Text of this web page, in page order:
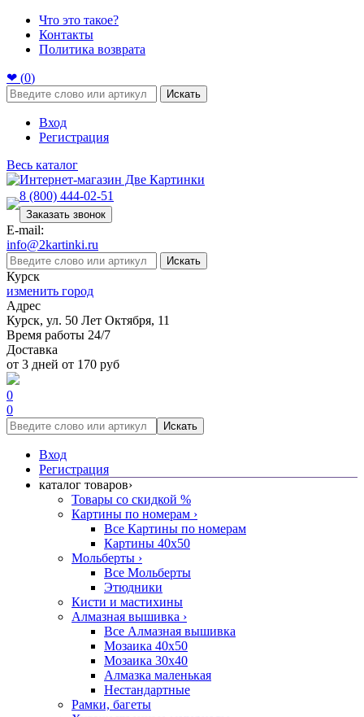
Что это такое?
Контакты
Политика возврата
❤ (0)
Искать
Вход
Регистрация
Весь каталог
8 (800) 444-02-51
Заказать звонок
E-mail:
info@2kartinki.ru
Искать
Курск
изменить город
Адрес
Курск, ул. 50 Лет Октября, 11
Время работы 24/7
Доставка
от 3 дней от 170 руб
0
0
Искать
Вход
Регистрация
каталог товаров›
Товары со скидкой %
Картины по номерам ›
Все Картины по номерам
Картины 40x50
Мольберты ›
Все Мольберты
Этюдники
Кисти и мастихины
Алмазная вышивка ›
Все Алмазная вышивка
Мозаика 40x50
Мозаика 30x40
Алмазка маленькая
Нестандартные
Рамки, багеты